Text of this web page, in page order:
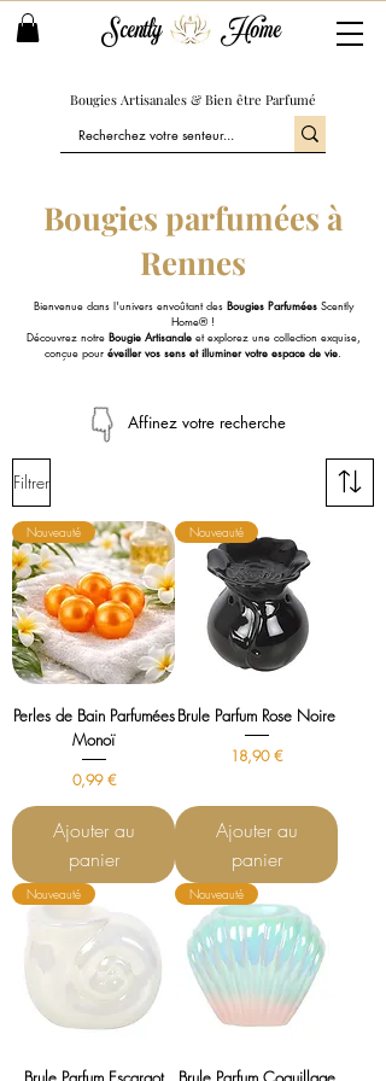
Scently Home
Bougies Artisanales & Bien être Parfumé
Bougies parfumées à
Rennes
Bienvenue dans l'univers envoûtant des Bougies ParfuméesScently
Home® !
Découvrez notre Bougie Artisanaleet explorez une collection exquise,
conçue pour éveiller vos sens et illuminer votre espace de vie.
Affinez votre recherche
Filtrer
Nouveauté
Perles de Bain Parfumées
Monoï
Prix
0,99 €
Ajouter au
panier
Nouveauté
Brule Parfum Rose Noire
Prix
18,90 €
Ajouter au
panier
Nouveauté Nouveauté